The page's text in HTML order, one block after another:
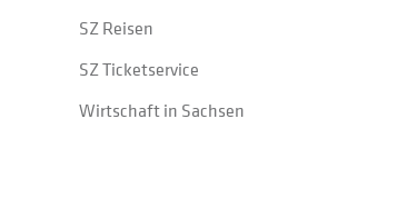
SZ Reisen
SZ Ticketservice
Wirtschaft in Sachsen